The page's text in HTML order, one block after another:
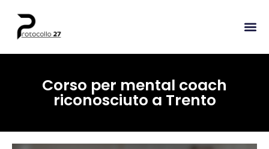
Corso per mental coach
riconosciuto a Trento